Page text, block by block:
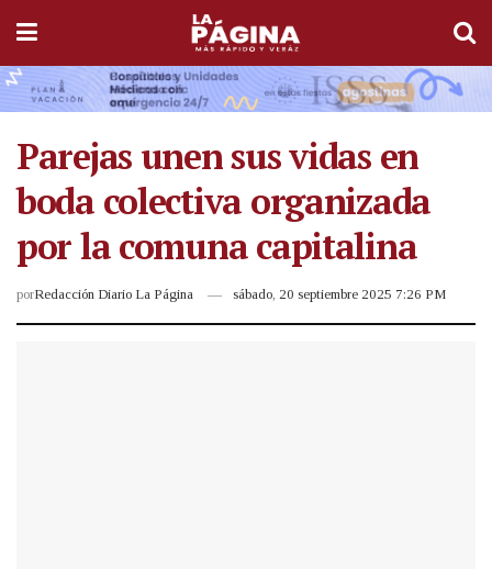
Parejas unen sus vidas en
boda colectiva organizada
por la comuna capitalina
porRedacción Diario La Página sábado, 20 septiembre 2025 7:26 PM